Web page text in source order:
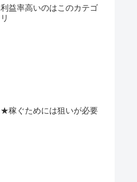
利益率高いのはこのカテゴ
リ
★稼ぐためには狙いが必要